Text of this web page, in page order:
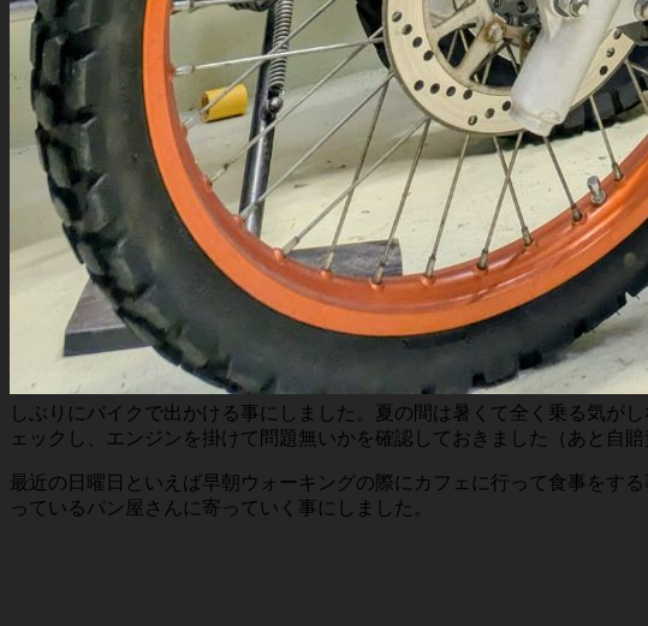
しぶりにバイクで出かける事にしました。夏の間は暑くて全く乗る気が
ェックし、エンジンを掛けて問題無いかを確認しておきました（あと自
最近の日曜日といえば早朝ウォーキングの際にカフェに行って食事をす
っているパン屋さんに寄っていく事にしました。